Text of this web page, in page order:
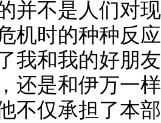
并不是人们对
机时的种种反
我和我的好朋
还是和伊万一
不仅承担了本